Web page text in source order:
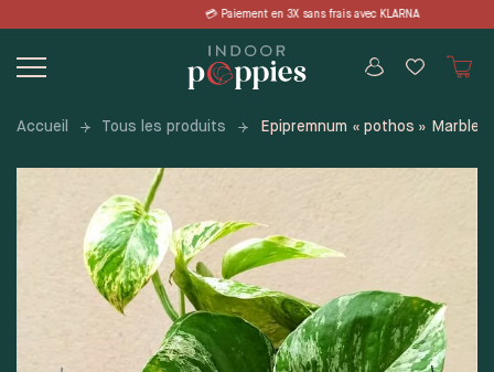
content
en 3X sans frais avec KLARNA 📦
Accueil Tous les produits Epipremnum « pothos » Marble